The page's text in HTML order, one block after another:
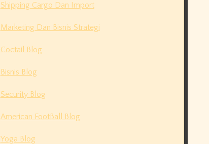
Shipping Cargo Dan Import
Marketing Dan Bisnis Strategi
Coctail Blog
Bisnis Blog
Security Blog
American FootBall Blog
Yoga Blog